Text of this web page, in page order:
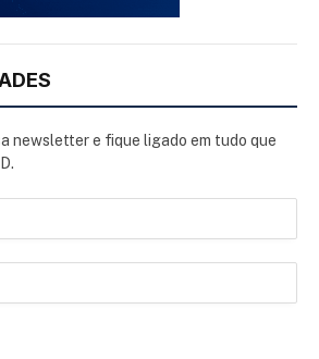
newsletter e fique ligado em tudo que